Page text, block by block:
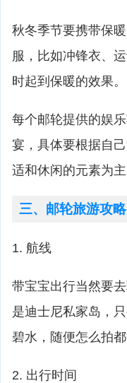
秋冬季节要携带保
服，比如冲锋衣、
时起到保暖的效果。
每个邮轮提供的娱
宴，具体要根据自
适和休闲的元素为
三、邮轮旅游攻略
1. 航线
带宝宝出行当然要
是迪士尼私家岛，
碧水，随便怎么拍都
2. 出行时间